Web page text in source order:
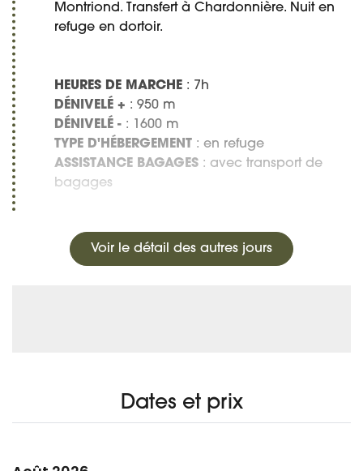
Montriond. Transfert à Chardonnière. Nuit en
refuge en dortoir.
HEURES DE MARCHE : 7h
DÉNIVELÉ + : 950 m
DÉNIVELÉ - : 1600 m
TYPE D'HÉBERGEMENT : en refuge
ASSISTANCE BAGAGES : avec transport de
bagages
Voir le détail des autres jours
Dates et prix